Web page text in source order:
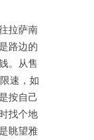
拉萨南
路边的
。从售
速，如
按自己
找个地
眺望雅